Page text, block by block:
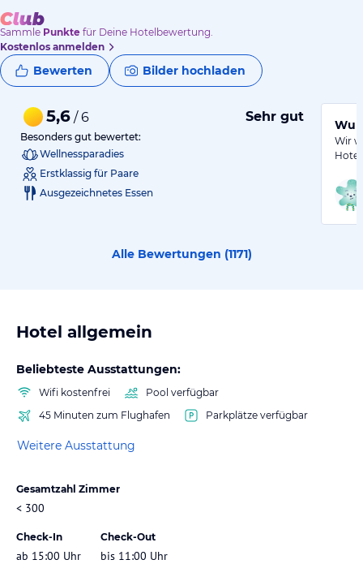
Sammle Punkte für Deine Hotelbewertung.
Kostenlos anmelden
Bewerten Bilder hochladen
5,6 / 6 Sehr gut
Besonders gut bewertet:
Wellnessparadies
Erstklassig für Paare
Ausgezeichnetes Essen
Wir
Alle Bewertungen (1171)
Hotel allgemein
Beliebteste Ausstattungen:
Wifi kostenfrei
Pool verfügbar
45 Minuten zum Flughafen
Parkplätze verfügbar
Weitere Ausstattung
Gesamtzahl Zimmer
< 300
Check-In
ab 15:00 Uhr
Check-Out
bis 11:00 Uhr